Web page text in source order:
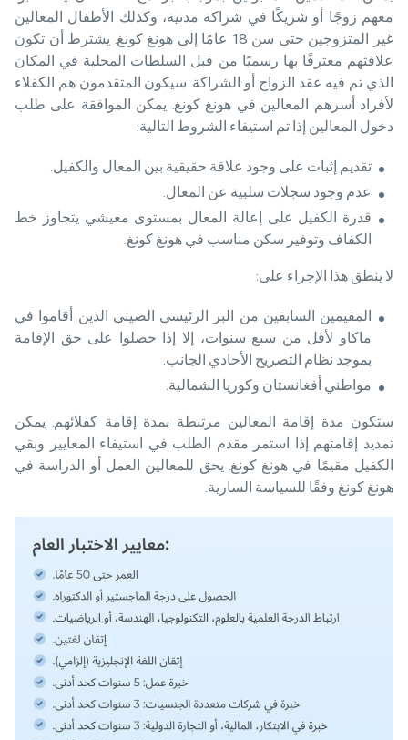
معهم زوجًا أو شريكًا في شراكة مدنية، وكذلك الأطفال المعالين
غير المتزوجين حتى سن 18 عامًا إلى هونغ كونغ. يشترط أن تكون
علاقتهم معترفًا بها رسميًا من قبل السلطات المحلية في المكان
الذي تم فيه عقد الزواج أو الشراكة. سيكون المتقدمون هم الكفلاء
لأفراد أسرهم المعالين في هونغ كونغ. يمكن الموافقة على طلب
دخول المعالين إذا تم استيفاء الشروط التالية:
تقديم إثبات على وجود علاقة حقيقية بين المعال والكفيل.
عدم وجود سجلات سلبية عن المعال.
قدرة الكفيل على إعالة المعال بمستوى معيشي يتجاوز خط
الكفاف وتوفير سكن مناسب في هونغ كونغ.
لا ينطق هذا الإجراء على:
المقيمين السابقين من البر الرئيسي الصيني الذين أقاموا في
ماكاو لأقل من سبع سنوات، إلا إذا حصلوا على حق الإقامة
بموجد نظام التصريح الأحادي الجانب.
مواطني أفغانستان وكوريا الشمالية.
ستكون مدة إقامة المعالين مرتبطة بمدة إقامة كفلائهم. يمكن
تمديد إقامتهم إذا استمر مقدم الطلب في استيفاء المعايير وبقي
الكفيل مقيمًا في هونغ كونغ. يحق للمعالين العمل أو الدراسة في
هونغ كونغ وفقًا للسياسة السارية.